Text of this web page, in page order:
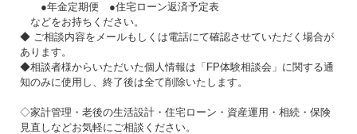
●年金定期便 ●住宅ローン返済予定表
などをお持ちください。
◆ ご相談内容をメールもしくは電話にて確認させていただく場合が
あります。
◆相談者様からいただいた個人情報は「FP体験相談会」に関する通
知のみに使用し、終了後は全て削除いたします。
◇家計管理・老後の生活設計・住宅ローン・資産運用・相続・保険
見直しなどお気軽にご相談ください。